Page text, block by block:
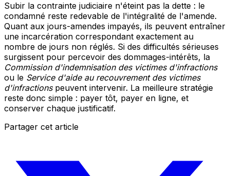
Subir la contrainte judiciaire n'éteint pas la dette : le
condamné reste redevable de l'intégralité de l'amende.
Quant aux jours-amendes impayés, ils peuvent entraîner
une incarcération correspondant exactement au
nombre de jours non réglés. Si des difficultés sérieuses
surgissent pour percevoir des dommages-intérêts, la
Commission d'indemnisation des victimes d'infractions
ou le Service d'aide au recouvrement des victimes
d'infractionspeuvent intervenir. La meilleure stratégie
reste donc simple : payer tôt, payer en ligne, et
conserver chaque justificatif.
Partager cet article